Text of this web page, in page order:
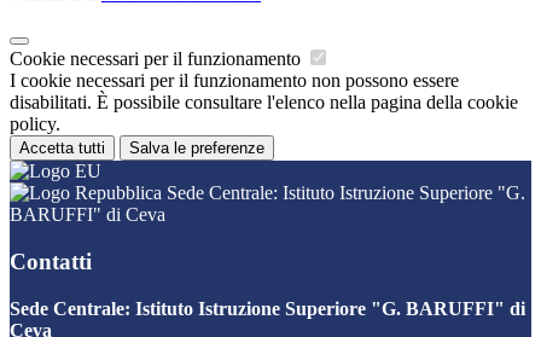
Cookie necessari per il funzionamento
I cookie necessari per il funzionamento non possono essere
disabilitati. È possibile consultare l'elenco nella pagina della cookie
policy.
Accetta tutti Salva le preferenze
Sede Centrale: Istituto Istruzione Superiore "G.
BARUFFI" di Ceva
Contatti
Sede Centrale: Istituto Istruzione Superiore "G. BARUFFI" di
Ceva